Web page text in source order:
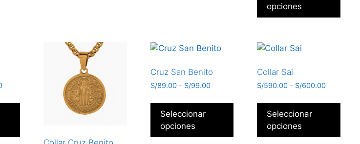
opciones
Cruz San Benito
S/89.00 - S/99.00
Seleccionar
opciones
Collar Sai
S/590.00 - S/600.00
Seleccionar
opciones